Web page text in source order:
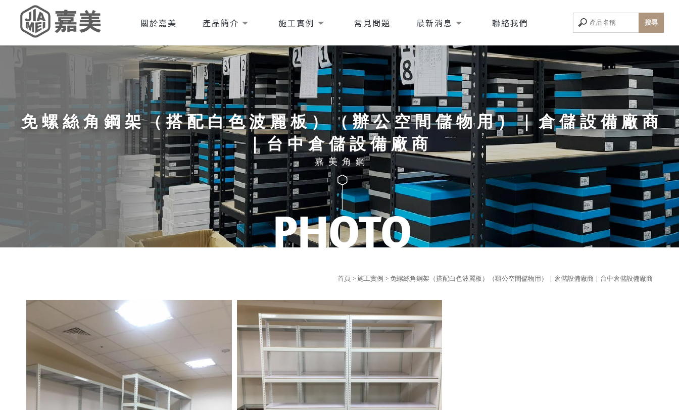
關於嘉美 產品簡介 施工實例 常見問題 最新消息 聯絡我們
免螺絲角鋼架（搭配白色波麗板）（辦公空間儲物用）｜倉儲設備廠商
｜台中倉儲設備廠商
首頁 > 施工實例 > 免螺絲角鋼架（搭配白色波麗板）（辦公空間儲物用）｜倉儲設備廠商｜台中倉儲設備廠商